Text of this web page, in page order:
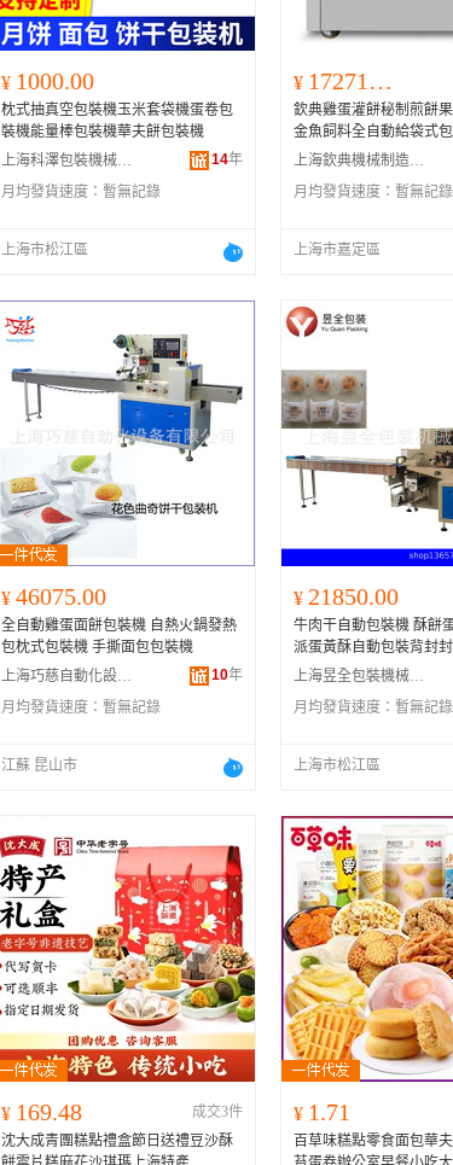
¥ 1000.00
枕式抽真空包裝機玉米套袋機蛋卷包
裝機能量棒包裝機華夫餅包裝機
上海科澤包裝機械有限公司
14年
月均發貨速度： 暫無記錄
上海市松江區
¥ 172710.00
欽典雞蛋灌餅秘制煎餅
金魚飼料全自動給袋式
上海欽典機械制造有限公司
月均發貨速度： 暫無記錄
上海市嘉定區
¥ 46075.00
全自動雞蛋面餅包裝機 自熱火鍋發熱
包枕式包裝機 手撕面包包裝機
上海巧慈自動化設備有限公司
10年
月均發貨速度： 暫無記錄
江蘇 昆山市
¥ 21850.00
牛肉干自動包裝機 酥餅
派蛋黃酥自動包裝背封
上海昱全包裝機械有限公司
月均發貨速度： 暫無記錄
上海市松江區
¥ 169.48
成交3件
沈大成青團糕點禮盒節日送禮豆沙酥
¥ 1.71
百草味糕點零食面包華